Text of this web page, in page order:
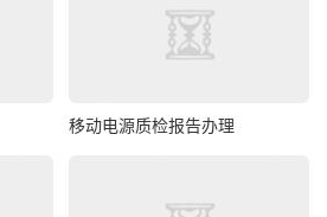
移动电源质检报告办理